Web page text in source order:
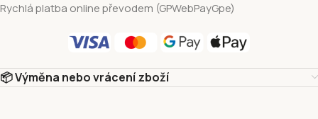
Rychlá platba online převodem (GPWebPayGpe)
📦 Výměna nebo vrácení zboží